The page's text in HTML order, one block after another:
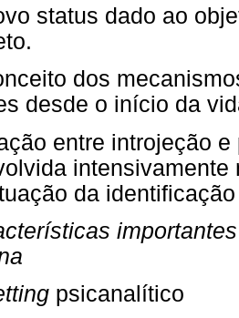
status dado ao
dos
desde o início da
entre introjeção
da
psicanalítico